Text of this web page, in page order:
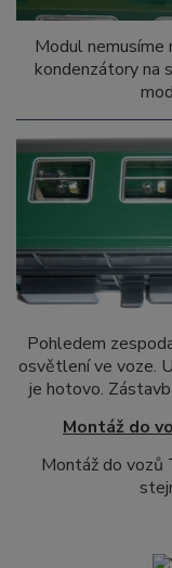
Modul nemusíme
kondenzátory na
Pohledem
osvětlení ve voze.
je hotovo.
Montáž do
Montáž do vozů